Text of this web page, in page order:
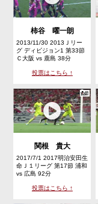
柿谷 曜一朗
2013/11/30 2013Ｊリー
グ ディビジョン1 第33節
Ｃ大阪 vs 鹿島 38分
投票はこちら ↑
関根 貴大
2017/7/1 2017明治安田生
命Ｊ１リーグ 第17節 浦和
vs 広島 92分
投票はこちら ↑